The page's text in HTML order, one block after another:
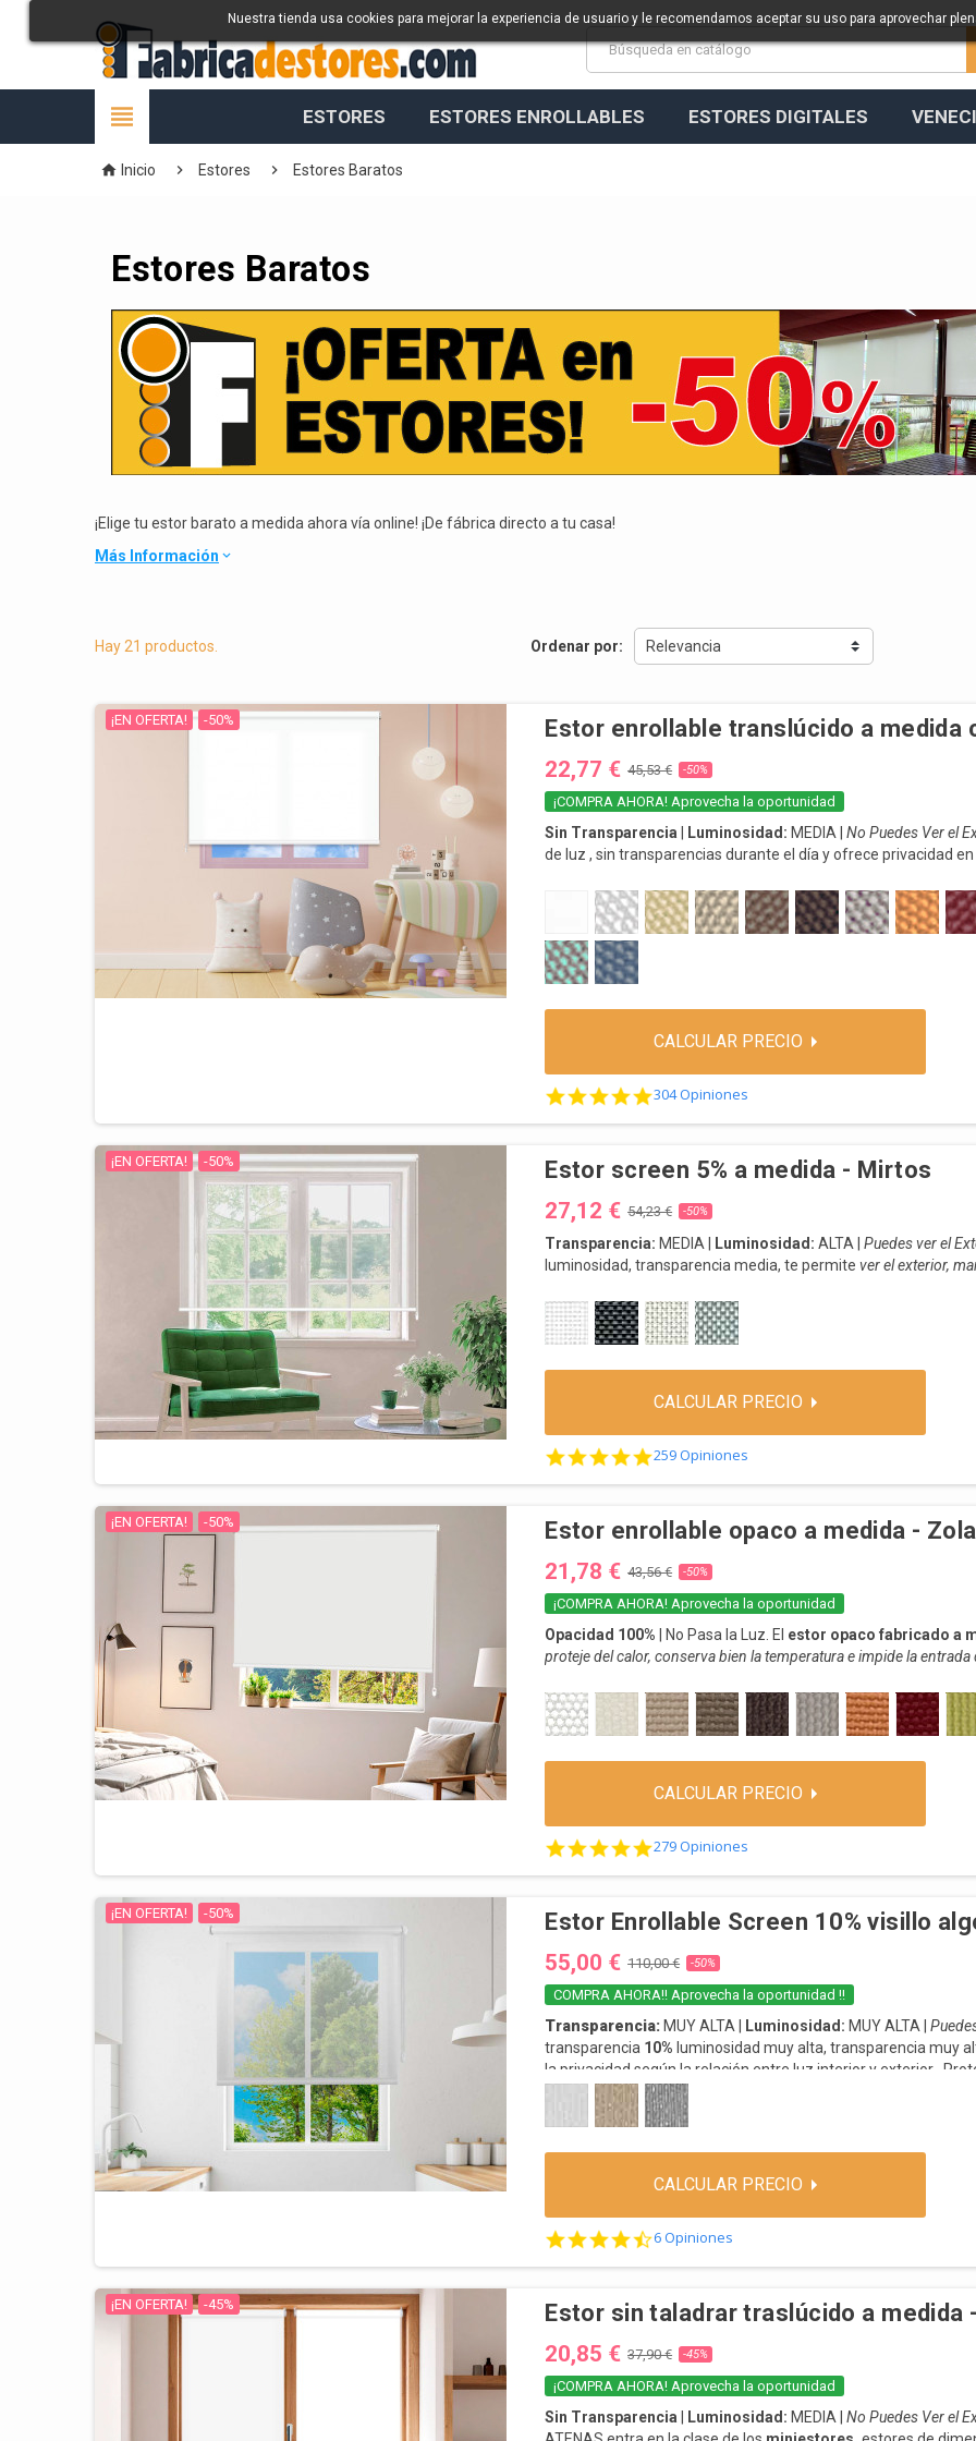
Nuestra tienda usa cookies para mejorar la experiencia de usuario y le recomendamos aceptar su uso para aprovechar
 ESTORES ESTORES ENROLLABLES ESTORES DIGITALES
 Inicio  Estores  Estores Baratos
Estores Baratos
¡Elige tu estor barato a medida ahora vía online! ¡De fábrica directo a tu casa!
Más Información keyboard_arrow_down
Hay 21 productos. Ordenar por: Relevancia
¡EN OFERTA! -50% Estor enrollable translúcido a medida
22,77 € 45,53 € -50%
¡COMPRA AHORA! Aprovecha la oportunidad
Sin Transparencia Luminosidad: MEDIA |No Puedes Ver el
de luz , sin transparencias durante el día y ofrece privacidad en
Su cualidad principal es la del filtro solar, cubriéndote del calor
Puedes tú mismo instalarlo tanto a pared como a techo, ya
ENVÍO: 3-5 Días.
100 BLANCO NUCLEAR
101 BLANCO
102 BEIGE103 MARFIL104 TOPO105 MARRÓN
106 PLATA
107 108
116 GLAUCO
117 ACERO
CALCULAR PRECIO
4.8 star rating
304 Opiniones
¡EN OFERTA! -50% Estor screen 5% a medida - Mirtos
27,12 € 54,23 € -50%
Transparencia: MEDIA | Luminosidad: ALTA |Puedes ver el
luminosidad, transparencia media, te permitever el exterior,
ENVÍO: 3-5 Días.Instalación
¡Aprovecha la oportunidad! ¡Compra ahora!
404 BLANCO402 MARENGO
401 BEIGE403 ANTRACITA
CALCULAR PRECIO
4.8 star rating
259 Opiniones
¡EN OFERTA! -50% Estor enrollable opaco a medida - Zola
21,78 € 43,56 € -50%
¡COMPRA AHORA! Aprovecha la oportunidad
Opacidad 100% | No Pasa la Luz. El estor opaco fabricado a
proteje del calor, conserva bien la temperatura e impide la entrada
Se puede instalar indistintamente a pared o techo.
ENVÍO:
3 a 5 Días. ¡Aprovecha la oportunidad: Compra ahora!
201 BLANCO-CRUDO
202 BEIGE203 MARFIL204 TOPO205 MARRÓN206 ARENA-PLATA
207 NARANJA
208 210
CALCULAR PRECIO
4.8 star rating
279 Opiniones
¡EN OFERTA! -50% Estor Enrollable Screen 10% visillo
55,00 € 110,00 € -50%
COMPRA AHORA!! Aprovecha la oportunidad !!
Transparencia: MUY ALTA | Luminosidad: MUY ALTA |
transparencia 10% luminosidad muy alta, transparencia muy
la privacidad según la relación entre luz interior y exterior.
: 3-5 días laborables.
BLANCOCREMAGRIS
CALCULAR PRECIO
4.5 star rating
6 Opiniones
¡EN OFERTA! -45% Estor sin taladrar traslúcido a medida
20,85 € 37,90 € -45%
¡COMPRA AHORA! Aprovecha la oportunidad
Sin Transparencia Luminosidad: MEDIA |No Puedes Ver el